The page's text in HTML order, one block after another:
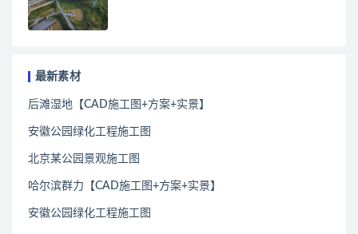
最新素材
后滩湿地【CAD施工图+方案+实景】
安徽公园绿化工程施工图
北京某公园景观施工图
哈尔滨群力【CAD施工图+方案+实景】
安徽公园绿化工程施工图